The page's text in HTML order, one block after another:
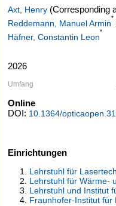
Axt, Henry (Corresponding
Reddemann, Manuel Armin
*
Häfner, Constantin Leon
*
2026
Umfang
Online
DOI: 10.1364/
Einrichtungen
Lehrstuhl für
Lehrstuhl für Wärme-
Lehrstuhl und Institut
Fraunhofer-Institut für